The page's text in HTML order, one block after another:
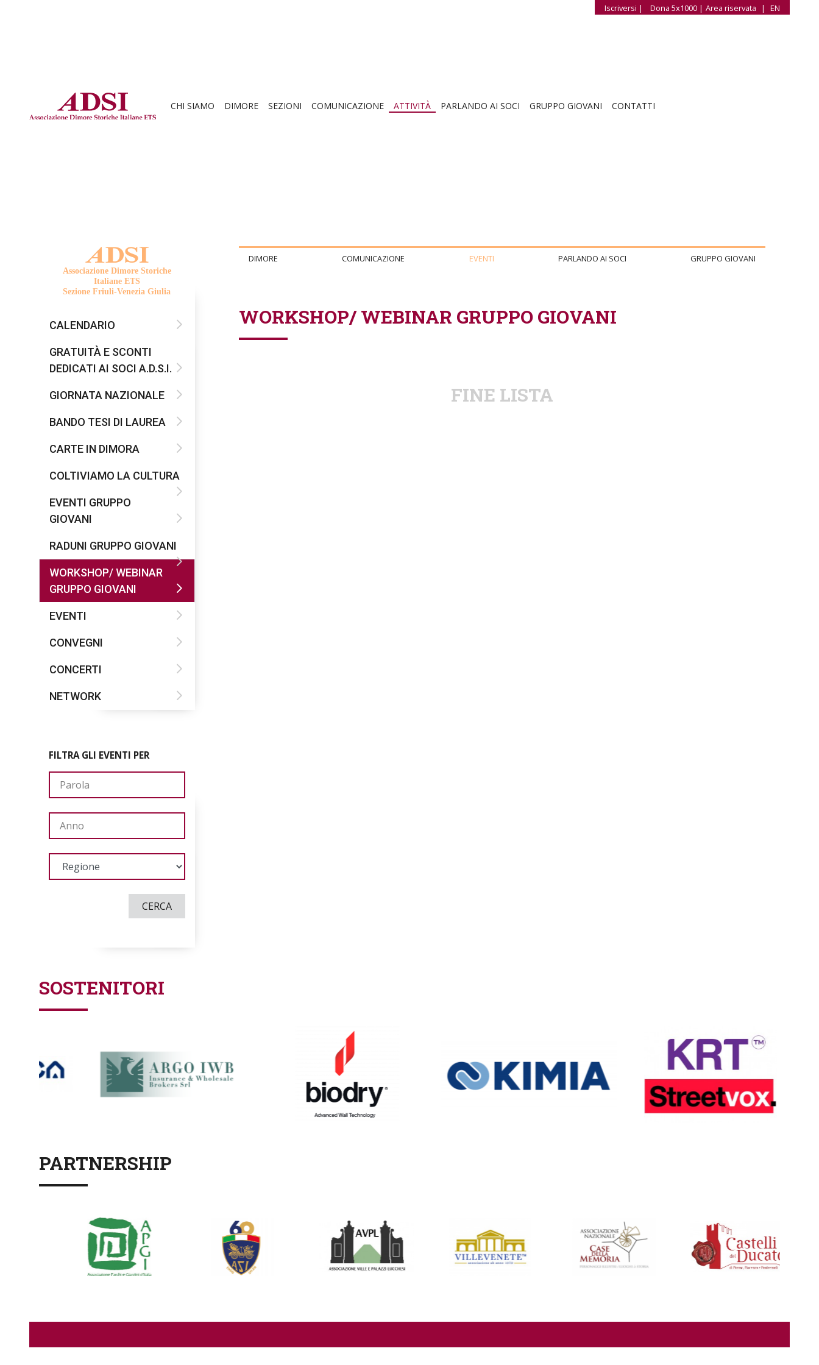
Iscriversi | Dona 5x1000 | Area riservata | EN
CHI SIAMO DIMORE SEZIONI COMUNICAZIONE ATTIVITÀ PARLANDO AI SOCI GRUPPO GIOVANI CONTATTI
Associazione Dimore Storiche
Italiane ETS
Sezione Friuli-Venezia Giulia
CALENDARIO
GRATUITÀ E SCONTI
DEDICATI AI SOCI A.D.S.I.
GIORNATA NAZIONALE
BANDO TESI DI LAUREA
CARTE IN DIMORA
COLTIVIAMO LA CULTURA
EVENTI GRUPPO
GIOVANI
RADUNI GRUPPO GIOVANI
WORKSHOP/ WEBINAR
GRUPPO GIOVANI
EVENTI
CONVEGNI
CONCERTI
NETWORK
FILTRA GLI EVENTI PER
CERCA
DIMORE COMUNICAZIONE EVENTI PARLANDO AI SOCI GRUPPO GIOVANI
WORKSHOP/ WEBINAR GRUPPO GIOVANI
FINE LISTA
SOSTENITORI
PARTNERSHIP